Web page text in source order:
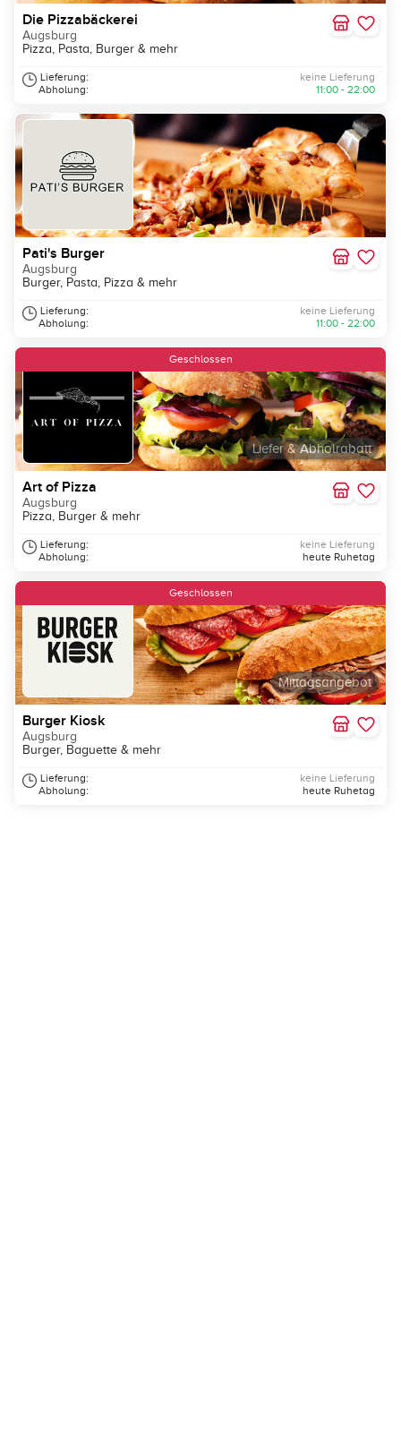
Die Pizzabäckerei
Augsburg
Pizza, Pasta, Burger & mehr
Lieferung:
Abholung:
keine Lieferung
11:00 - 22:00
Pati's Burger
Augsburg
Burger, Pasta, Pizza & mehr
Lieferung:
Abholung:
keine Lieferung
11:00 - 22:00
Liefer & Abholrabatt
Geschlossen
Art of Pizza
Augsburg
Pizza, Burger & mehr
Lieferung:
Abholung:
keine Lieferung
heute Ruhetag
Mittagsangebot
Geschlossen
Burger Kiosk
Augsburg
Burger, Baguette & mehr
Lieferung:
Abholung:
keine Lieferung
heute Ruhetag